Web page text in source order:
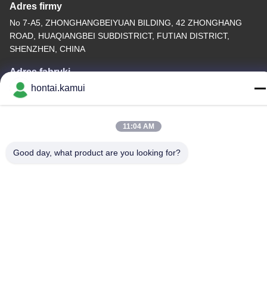
Adres firmy
No 7-A5, ZHONGHANGBEIYUAN BILDING, 42 ZHONGHANG
ROAD, HUAQIANGBEI SUBDISTRICT, FUTIAN DISTRICT,
SHENZHEN, CHINA
Adres fabryki
Tel.
hontai.kamui
11:04 AM
Good day, what product are you looking for?